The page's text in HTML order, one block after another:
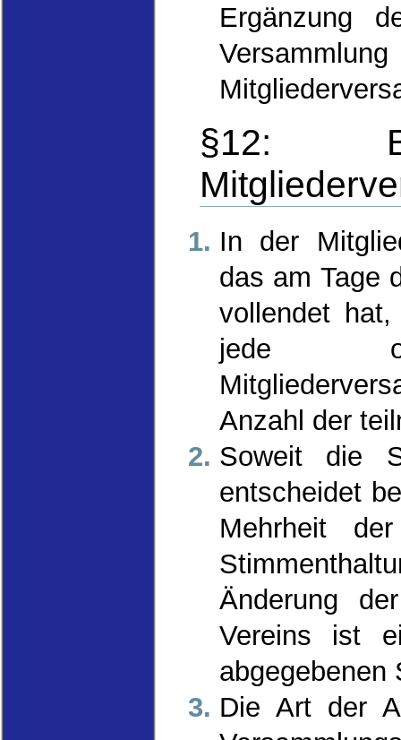
Ergänzung
§12:
In der
das am Tage
vollendet
jede
Anzahl der
Soweit die
entscheidet
Mehrheit
Änderung
Vereins ist
abgegebenen
Die Art der